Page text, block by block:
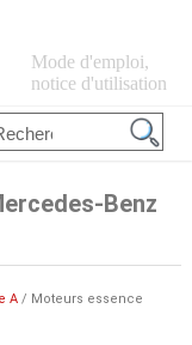
Mode d'emploi,
notice d'utilisation
Benz
A/ Moteurs essence